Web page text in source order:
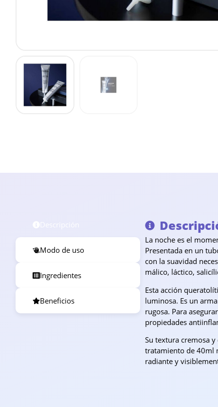
Modo de uso
Ingredientes
Beneficios
La noche es el
Presentada en un
con la suavidad
málico, láctico,
Esta acción
luminosa. Es un
rugosa. Para
propiedades
Su textura cremosa
tratamiento de 40ml
radiante y